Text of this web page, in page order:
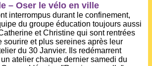
– Oser le vélo en ville
interrompus durant le confinement,
du groupe éducation toujours aussi
et Christine qui sont rentrées
sourire et plus sereines après leur
du 30 Janvier. Ils redémarrent
atelier chaque dernier samedi du